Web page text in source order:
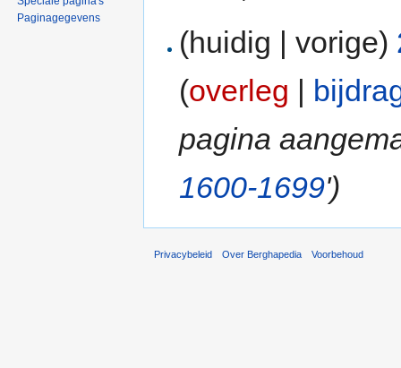
(huidig | vorige)
(overleg |
pagina
1600-1699')
Paginagegevens
Privacybeleid Over Berghapedia Voorbehoud